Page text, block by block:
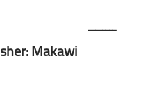
ــــــــ
Makawi